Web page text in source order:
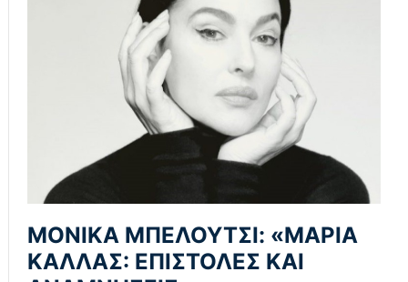
ΜΟΝΙΚΑ ΜΠΕΛΟΥΤΣΙ: «ΜΑΡΙΑ
ΚΑΛΛΑΣ: ΕΠΙΣΤΟΛΕΣ ΚΑΙ